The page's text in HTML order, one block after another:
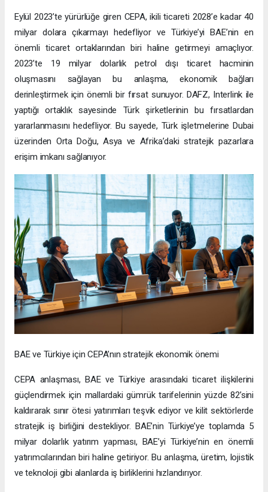
Eylül 2023’te yürürlüğe giren CEPA, ikili ticareti 2028’e kadar 40
milyar dolara çıkarmayı hedefliyor ve Türkiye’yi BAE’nin en
önemli ticaret ortaklarından biri haline getirmeyi amaçlıyor.
2023’te 19 milyar dolarlık petrol dışı ticaret hacminin
oluşmasını sağlayan bu anlaşma, ekonomik bağları
derinleştirmek için önemli bir fırsat sunuyor. DAFZ, Interlink ile
yaptığı ortaklık sayesinde Türk şirketlerinin bu fırsatlardan
yararlanmasını hedefliyor. Bu sayede, Türk işletmelerine Dubai
üzerinden Orta Doğu, Asya ve Afrika’daki stratejik pazarlara
erişim imkanı sağlanıyor.
BAE ve Türkiye için CEPA’nın stratejik ekonomik önemi
CEPA anlaşması, BAE ve Türkiye arasındaki ticaret ilişkilerini
güçlendirmek için mallardaki gümrük tarifelerinin yüzde 82’sini
kaldırarak sınır ötesi yatırımları teşvik ediyor ve kilit sektörlerde
stratejik iş birliğini destekliyor. BAE’nin Türkiye’ye toplamda 5
milyar dolarlık yatırım yapması, BAE’yi Türkiye’nin en önemli
yatırımcılarından biri haline getiriyor. Bu anlaşma, üretim, lojistik
ve teknoloji gibi alanlarda iş birliklerini hızlandırıyor.